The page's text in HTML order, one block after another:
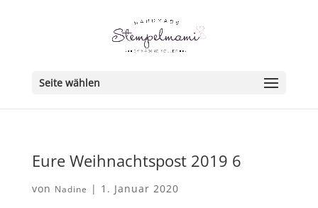
Seite wählen
Eure Weihnachtspost 2019 6
von Nadine | 1. Januar 2020